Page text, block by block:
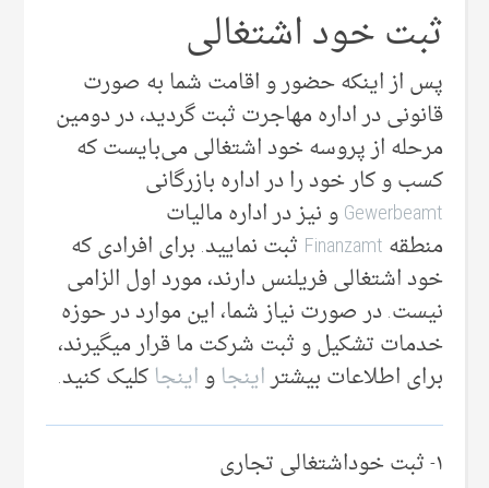
ثبت خود اشتغالی
پس از اینکه حضور و اقامت شما به صورت
قانونی‌ در اداره مهاجرت ثبت گردید، در دومین
مرحله از پروسه خود اشتغالی می‌بایست که
کسب و کار خود را در اداره بازرگانی
Gewerbeamtو نیز در اداره مالیات
منطقهFinanzamt ثبت نمایید. برای افرادی که
خود اشتغالی فریلنس دارند، مورد اول الزامی
نیست. در صورت نیاز شما، این موارد در حوزه
خدمات تشکیل و ثبت شرکت ما قرار میگیرند،
برای اطلاعات بیشتراینجاواینجاکلیک کنید.
۱- ثبت خوداشتغالی تجاری